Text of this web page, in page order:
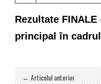
Rezultate
principal în
← Articolul anterior